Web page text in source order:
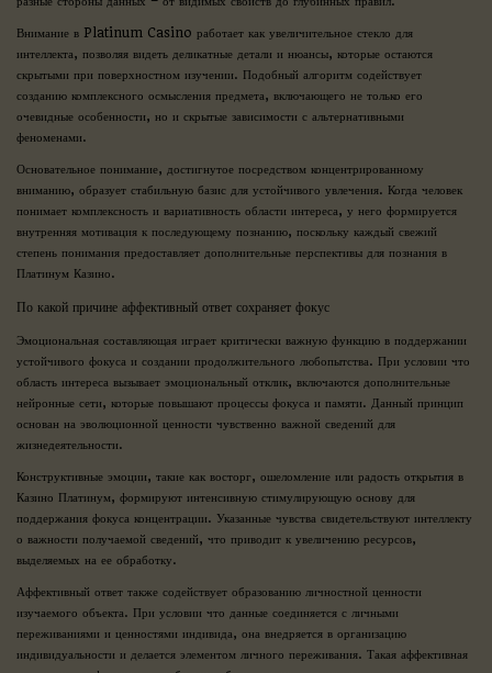
Внимание в Platinum Casino работает как увеличительное стекло для
интеллекта, позволяя видеть деликатные детали и нюансы, которые остаются
скрытыми при поверхностном изучении. Подобный алгоритм содействует
созданию комплексного осмысления предмета, включающего не только его
очевидные особенности, но и скрытые зависимости с альтернативными
феноменами.
Основательное понимание, достигнутое посредством концентрированному
вниманию, образует стабильную базис для устойчивого увлечения. Когда человек
понимает комплексность и вариативность области интереса, у него формируется
внутренняя мотивация к последующему познанию, поскольку каждый свежий
степень понимания предоставляет дополнительные перспективы для познания в
Платинум Казино.
По какой причине аффективный ответ сохраняет фокус
Эмоциональная составляющая играет критически важную функцию в поддержании
устойчивого фокуса и создании продолжительного любопытства. При условии что
область интереса вызывает эмоциональный отклик, включаются дополнительные
нейронные сети, которые повышают процессы фокуса и памяти. Данный принцип
основан на эволюционной ценности чувственно важной сведений для
жизнедеятельности.
Конструктивные эмоции, такие как восторг, ошеломление или радость открытия в
Казино Платинум, формируют интенсивную стимулирующую основу для
поддержания фокуса концентрации. Указанные чувства свидетельствуют интеллекту
о важности получаемой сведений, что приводит к увеличению ресурсов,
выделяемых на ее обработку.
Аффективный ответ также содействует образованию личностной ценности
изучаемого объекта. При условии что данные соединяется с личными
переживаниями и ценностями индивида, она внедряется в организацию
индивидуальности и делается элементом личного переживания. Такая аффективная